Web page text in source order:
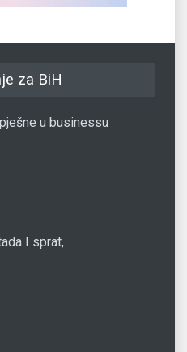
za BiH
u businessu
I sprat,